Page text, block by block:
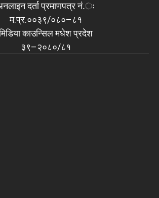
दर्ता प्रमाणपत्र नं.ः
म.प्र.००३९/०८०–८१
काउन्सिल मधेश प्रदेश
३९–२०८०/८१